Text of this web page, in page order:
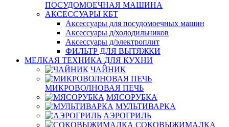
ПОСУДОМОЕЧНАЯ МАШИНА
АКСЕССУАРЫ КБТ
Аксессуары для посудомоечных машин
Аксессуары д/холодильников
Аксессуары д/электроплит
ФИЛЬТР ДЛЯ ВЫТЯЖКИ
МЕЛКАЯ ТЕХНИКА ДЛЯ КУХНИ
ЧАЙНИК
МИКРОВОЛНОВАЯ ПЕЧЬ
МЯСОРУБКА
МУЛЬТИВАРКА
АЭРОГРИЛЬ
СОКОВЫЖИМАЛКА